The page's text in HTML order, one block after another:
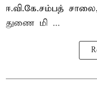
ஈ.வி.கே.சம்பத்
துணை மி ...